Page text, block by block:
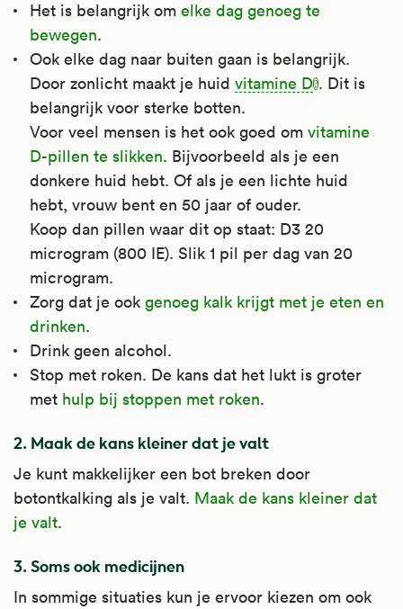
Kijk voor meer informatie op
Apotheek.nl
.
Het is belangrijk om elke dag genoeg te
bewegen.
Ook elke dag naar buiten gaan is belangrijk.
Door zonlicht maakt je huid vitamine D . Dit is
belangrijk voor sterke botten.
Voor veel mensen is het ook goed om vitamine
D-pillen te slikken. Bijvoorbeeld als je een
donkere huid hebt. Of als je een lichte huid
hebt, vrouw bent en 50 jaar of ouder.
Koop dan pillen waar dit op staat: D3 20
microgram (800 IE). Slik 1 pil per dag van 20
microgram.
Zorg dat je ook genoeg kalk krijgt met je eten en
drinken.
Drink geen alcohol.
Stop met roken. De kans dat het lukt is groter
met hulp bij stoppen met roken.
2. Maak de kans kleiner dat je valt
Je kunt makkelijker een bot breken door
botontkalking als je valt. Maak de kans kleiner dat
je valt.
3. Soms ook medicijnen
In sommige situaties kun je ervoor kiezen om ook